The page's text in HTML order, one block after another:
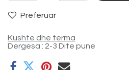
Preferuar
Kushte dhe terma
Dergesa : 2-3 Dite pune